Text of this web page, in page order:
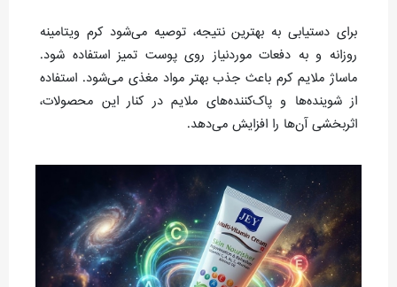
برای دستیابی به بهترین نتیجه، توصیه می‌شود کرم ویتامینه
روزانه و به دفعات موردنیاز روی پوست تمیز استفاده شود.
ماساژ ملایم کرم باعث جذب بهتر مواد مغذی می‌شود. استفاده
از شوینده‌ها و پاک‌کننده‌های ملایم در کنار این محصولات،
اثربخشی آن‌ها را افزایش می‌دهد.